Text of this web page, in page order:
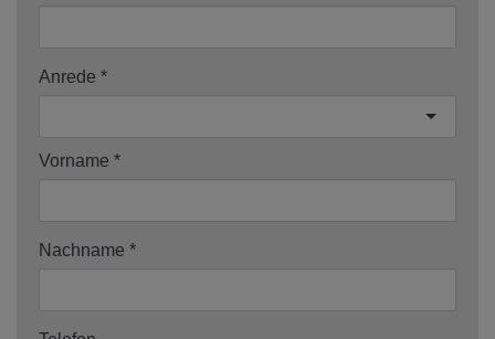
Anrede
Vorname
Nachname